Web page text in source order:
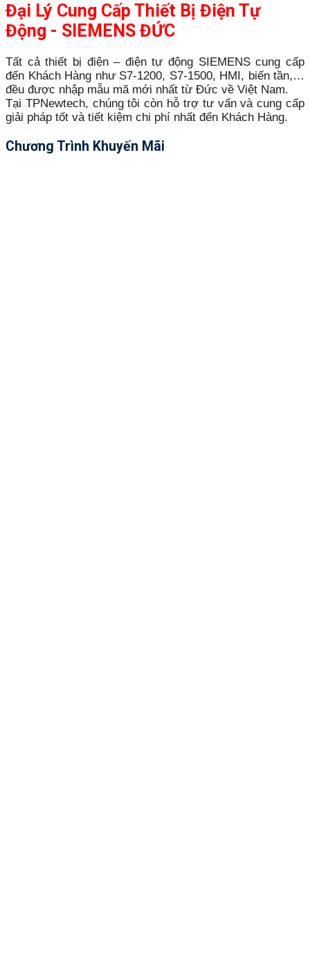
Đại Lý Cung Cấp Thiết Bị Điện Tự
Động - SIEMENS ĐỨC
Tất cả thiết bị điện – điện tự động SIEMENS cung cấp
đến Khách Hàng như S7-1200, S7-1500, HMI, biến tần,…
đều được nhập mẫu mã mới nhất từ Đức về Việt Nam.
Tại TPNewtech, chúng tôi còn hỗ trợ tư vấn và cung cấp
giải pháp tốt và tiết kiệm chi phí nhất đến Khách Hàng.
Chương Trình Khuyến Mãi